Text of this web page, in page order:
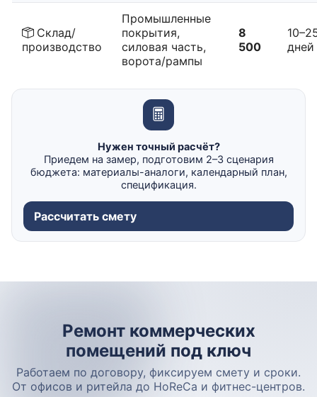
Склад/
производство
Промышленные
покрытия,
силовая часть,
ворота/рампы
8
500
дней
Нужен точный расчёт?
Приедем на замер, подготовим 2–3 сценария
бюджета: материалы-аналоги, календарный план,
спецификация.
Рассчитать смету
Ремонт коммерческих
помещений под ключ
Работаем по договору, фиксируем смету и сроки.
От офисов и ритейла до HoReCa и фитнес-центров.